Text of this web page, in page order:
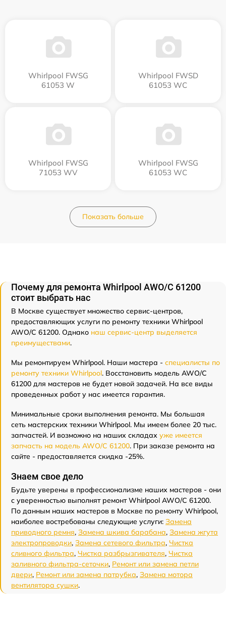
Whirlpool FWSG
61053 W
Whirlpool FWSD
61053 WC
Whirlpool FWSG
71053 WV
Whirlpool FWSG
61053 WC
Показать больше
Почему для ремонта Whirlpool AWO/С 61200
стоит выбрать нас
В Москве существует множество сервис-центров,
предоставляющих услуги по ремонту техники Whirlpool
AWO/С 61200. Однако наш сервис-центр выделяется
преимуществами.
Мы ремонтируем Whirlpool. Наши мастера - специалисты по
ремонту техники Whirlpool. Восстановить модель AWO/С
61200 для мастеров не будет новой задачей. На все виды
проведенных работ у нас имеется гарантия.
Минимальные сроки выполнения ремонта. Мы большая
сеть мастерских техники Whirlpool. Мы имеем более 20 тыс.
запчастей. И возможно на наших складах уже имеется
запчасть на модель AWO/С 61200. При заказе ремонта на
сайте - предоставляется скидка -25%.
Знаем свое дело
Будьте уверены в профессионализме наших мастеров - они
с уверенностью выполнят ремонт Whirlpool AWO/С 61200.
По данным наших мастеров в Москве по ремонту Whirlpool,
наиболее востребованы следующие услуги: Замена
приводного ремня, Замена шкива барабана, Замена жгута
электропроводки, Замена сетевого фильтра, Чистка
сливного фильтра, Чистка разбрызгивателя, Чистка
заливного фильтра-сеточки, Ремонт или замена петли
двери, Ремонт или замена патрубка, Замена мотора
вентилятора сушки.